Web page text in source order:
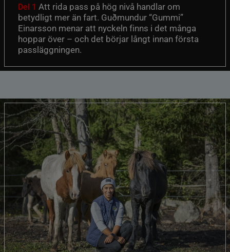
Del 1 Att rida pass på hög nivå handlar om
betydligt mer än fart. Guðmundur “Gummi”
Einarsson menar att nyckeln finns i det många
hoppar över – och det börjar långt innan första
passläggningen.